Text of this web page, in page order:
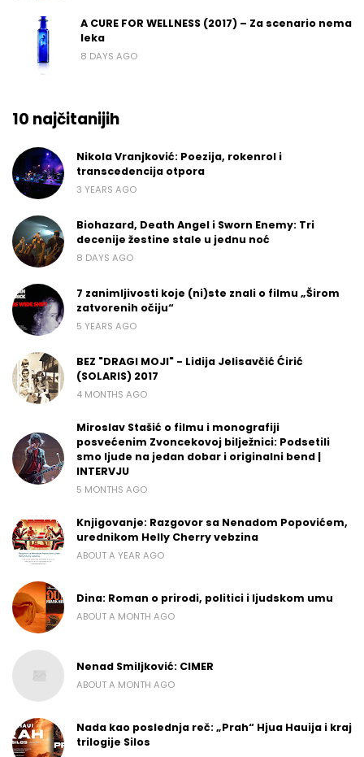
A CURE FOR WELLNESS (2017) – Za scenario nema
leka
8 DAYS AGO
10 najčitanijih
Nikola Vranjković: Poezija, rokenrol i
transcedencija otpora
3 YEARS AGO
Biohazard, Death Angel i Sworn Enemy: Tri
decenije žestine stale u jednu noć
8 DAYS AGO
7 zanimljivosti koje (ni)ste znali o filmu „Širom
zatvorenih očiju“
5 YEARS AGO
BEZ "DRAGI MOJI" - Lidija Jelisavčić Ćirić
(SOLARIS) 2017
4 MONTHS AGO
Miroslav Stašić o filmu i monografiji
posvećenim Zvoncekovoj bilježnici: Podsetili
smo ljude na jedan dobar i originalni bend |
INTERVJU
5 MONTHS AGO
Knjigovanje: Razgovor sa Nenadom Popovićem,
urednikom Helly Cherry vebzina
ABOUT A YEAR AGO
Dina: Roman o prirodi, politici i ljudskom umu
ABOUT A MONTH AGO
Nenad Smiljković: CIMER
ABOUT A MONTH AGO
Nada kao poslednja reč: „Prah“ Hjua Hauija i kraj
trilogije Silos